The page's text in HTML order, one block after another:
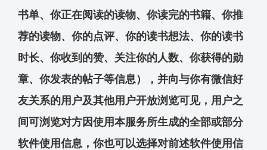
书单、你正在阅读的读物、你读完的书籍、你推
荐的读物、你的点评、你的读书想法、你的读书
时长、你收到的赞、关注你的人数、你获得的勋
章、你发表的帖子等信息），并向与你有微信好
友关系的用户及其他用户开放浏览可见，用户之
间可浏览对方因使用本服务所生成的全部或部分
软件使用信息，你也可以选择对前述软件使用信